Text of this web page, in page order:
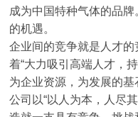
成为中国特种气体的品
的机遇。
企业间的竞争就是人才
着“大力吸引高端人才，
为企业资源，为发展的基
公司以“以人为本，人尽